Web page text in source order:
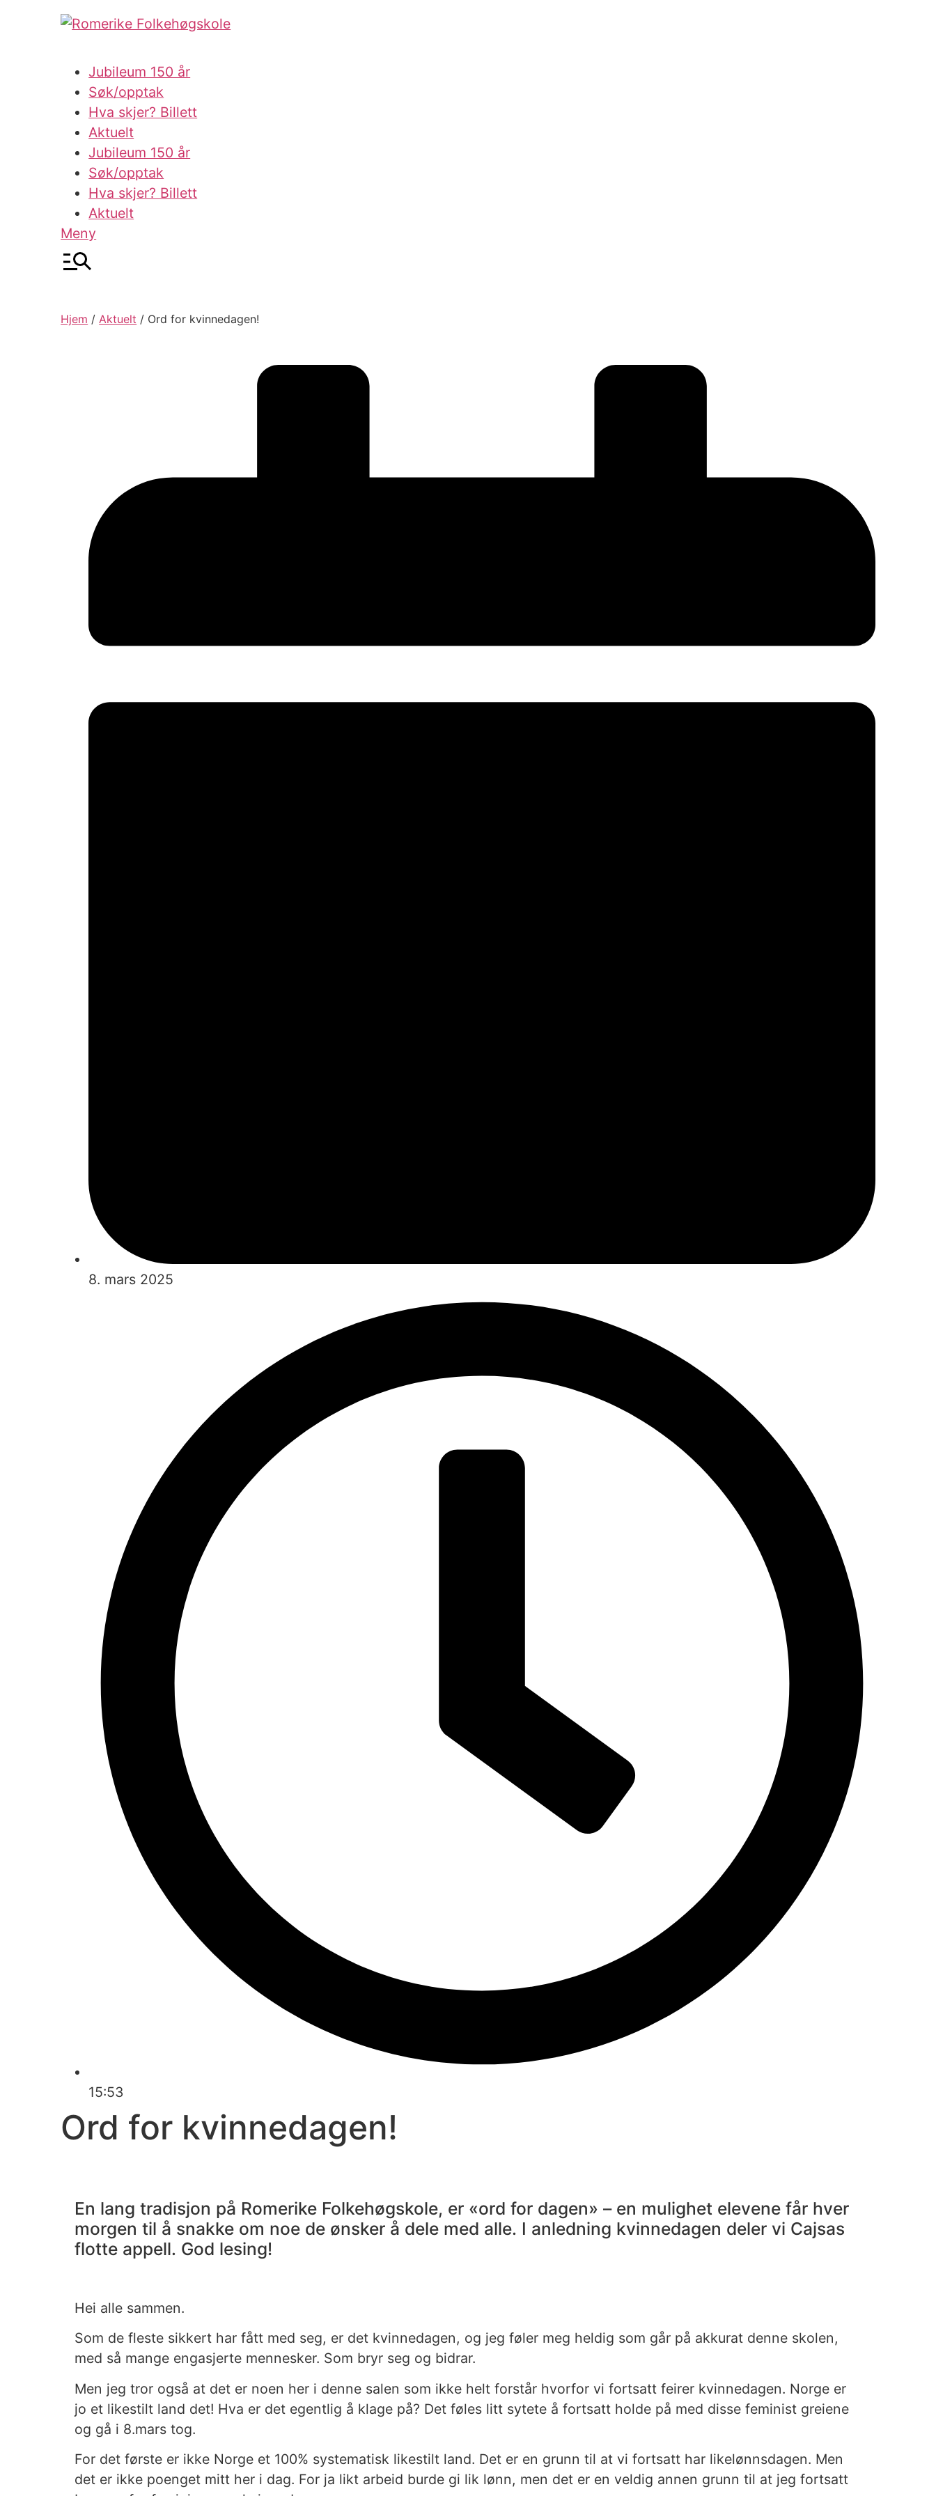
Jubileum 150 år
Søk/opptak
Hva skjer? Billett
Aktuelt
Jubileum 150 år
Søk/opptak
Hva skjer? Billett
Aktuelt
Meny
Hjem /Aktuelt / Ord for kvinnedagen!
8. mars 2025
15:53
Ord for kvinnedagen!
En lang tradisjon på Romerike Folkehøgskole, er «ord for dagen» – en mulighet elevene får hver
morgen til å snakke om noe de ønsker å dele med alle. I anledning kvinnedagen deler vi Cajsas
flotte appell. God lesing!
Hei alle sammen.
Som de fleste sikkert har fått med seg, er det kvinnedagen, og jeg føler meg heldig som går på akkurat denne skolen,
med så mange engasjerte mennesker. Som bryr seg og bidrar.
Men jeg tror også at det er noen her i denne salen som ikke helt forstår hvorfor vi fortsatt feirer kvinnedagen. Norge er
jo et likestilt land det! Hva er det egentlig å klage på? Det føles litt sytete å fortsatt holde på med disse feminist greiene
og gå i 8.mars tog.
For det første er ikke Norge et 100% systematisk likestilt land. Det er en grunn til at vi fortsatt har likelønnsdagen. Men
det er ikke poenget mitt her i dag. For ja likt arbeid burde gi lik lønn, men det er en veldig annen grunn til at jeg fortsatt